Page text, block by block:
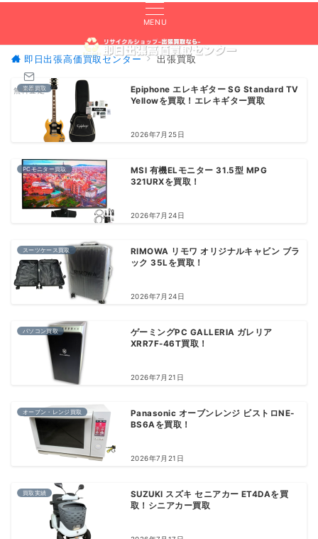
MENU
無料査定
即日出張高価買取センター 出張買取
楽器買取
Epiphone エレキギター SG Standard TV
Yellowを買取！エレキギター買取
2026年7月25日
PCモニター買取
MSI 有機ELモニター 31.5型 MPG
321URXを買取！
2026年7月24日
スーツケース買取
RIMOWA リモワ オリジナルキャビン ブラ
ック 35Lを買取！
2026年7月24日
パソコン買取
ゲーミングPC GALLERIA ガレリア
XRR7F-46T買取！
2026年7月21日
オーブン・レンジ買取
Panasonic オーブンレンジ ビストロNE-
BS6Aを買取！
2026年7月21日
買取実績
SUZUKI スズキ セニアカー ET4DAを買
取！シニアカー買取